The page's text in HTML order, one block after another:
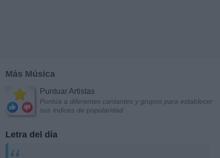
Más Música
Puntuar Artistas
Puntúa a diferentes cantantes y grupos para establecer
sus índices de popularidad
Letra del día